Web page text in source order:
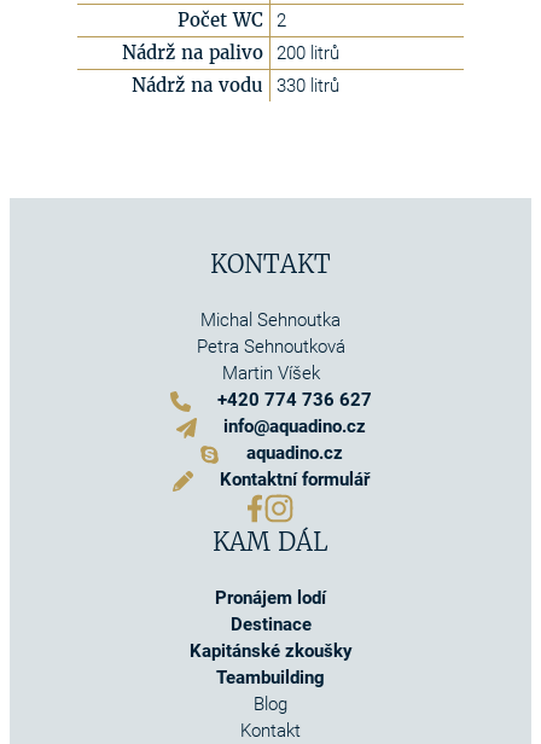
Počet WC 2
Nádrž na palivo 200 litrů
Nádrž na vodu 330 litrů
KONTAKT
Michal Sehnoutka
Petra Sehnoutková
Martin Víšek
+420 774 736 627
info@aquadino.cz
aquadino.cz
Kontaktní formulář
KAM DÁL
Pronájem lodí
Destinace
Kapitánské zkoušky
Teambuilding
Blog
Kontakt